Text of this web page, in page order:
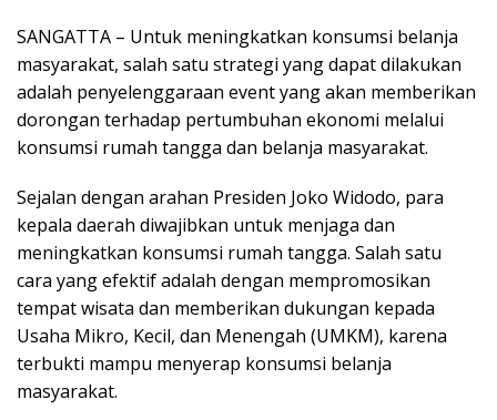
SANGATTA – Untuk meningkatkan konsumsi belanja
masyarakat, salah satu strategi yang dapat dilakukan
adalah penyelenggaraan event yang akan memberikan
dorongan terhadap pertumbuhan ekonomi melalui
konsumsi rumah tangga dan belanja masyarakat.
Sejalan dengan arahan Presiden Joko Widodo, para
kepala daerah diwajibkan untuk menjaga dan
meningkatkan konsumsi rumah tangga. Salah satu
cara yang efektif adalah dengan mempromosikan
tempat wisata dan memberikan dukungan kepada
Usaha Mikro, Kecil, dan Menengah (UMKM), karena
terbukti mampu menyerap konsumsi belanja
masyarakat.